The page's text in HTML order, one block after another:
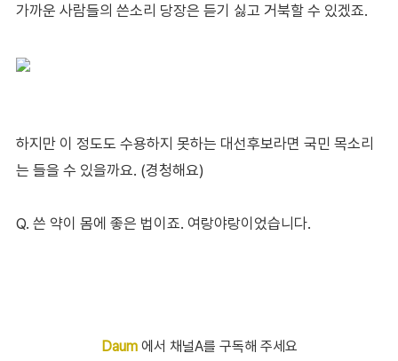
가까운 사람들의 쓴소리 당장은 듣기 싫고 거북할 수 있겠죠.
하지만 이 정도도 수용하지 못하는 대선후보라면 국민 목소리
는 들을 수 있을까요. (경청해요)
Q. 쓴 약이 몸에 좋은 법이죠. 여랑야랑이었습니다.
Daum에서 채널A를 구독해 주세요